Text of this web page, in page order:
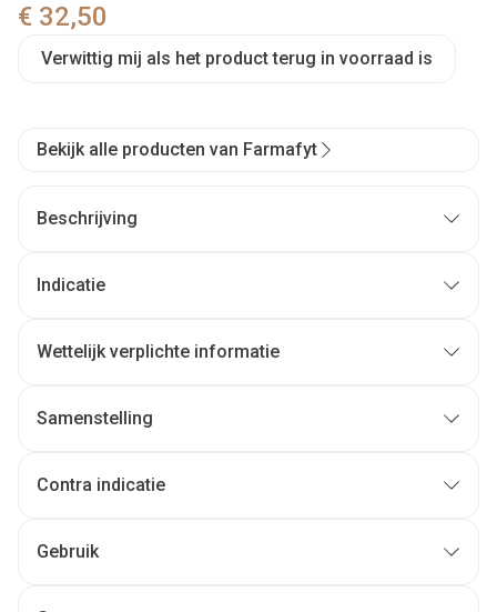
€ 32,50
Verwittig mij als het product terug in voorraad is
Bekijk alle producten van Farmafyt
Beschrijving
Indicatie
Wettelijk verplichte informatie
Samenstelling
Contra indicatie
Gebruik